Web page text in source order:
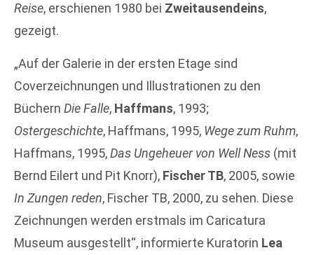
Reise, erschienen 1980 bei Zweitausendeins,
gezeigt.
„Auf der Galerie in der ersten Etage sind
Coverzeichnungen und Illustrationen zu den
Büchern Die Falle, Haffmans, 1993;
Ostergeschichte, Haffmans, 1995, Wege zum Ruhm,
Haffmans, 1995,Das Ungeheuer von Well Ness (mit
Bernd Eilert und Pit Knorr), Fischer TB, 2005, sowie
In Zungen reden, Fischer TB, 2000, zu sehen. Diese
Zeichnungen werden erstmals im Caricatura
Museum ausgestellt“, informierte Kuratorin Lea